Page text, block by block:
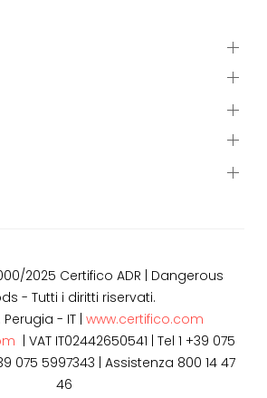
2025 Certifico ADR | Dangerous
- Tutti i diritti riservati.
Perugia - IT | www.certifico.com
| VAT IT02442650541 | Tel 1 +39 075
075 5997343 | Assistenza 800 14 47
46